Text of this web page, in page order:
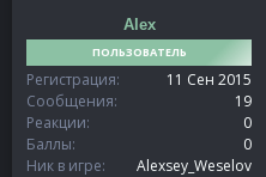
Alex
ПОЛЬЗОВАТЕЛЬ
Регистрация
11 Сен 2015
Сообщения
19
Реакции
0
Баллы
0
Ник в игре
Alexsey_Weselov